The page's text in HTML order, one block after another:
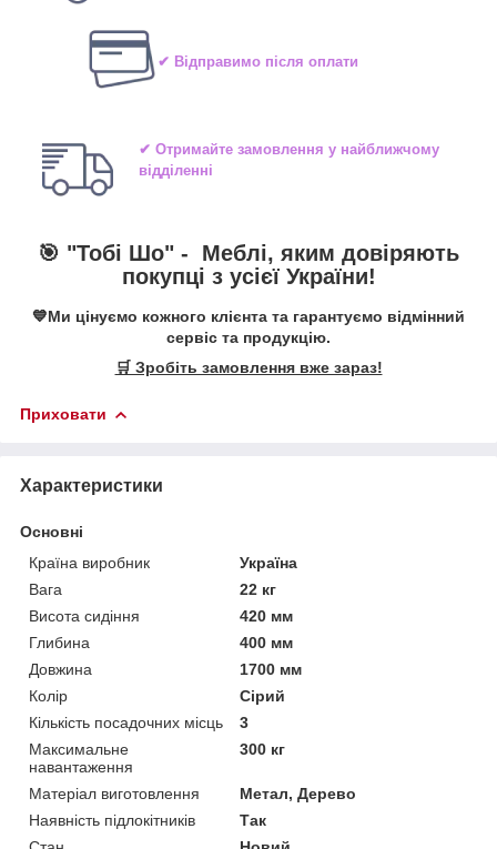
✔ Відправимо після оплати
✔ Отримайте замовлення у найближчому
відділенні
🎯 "Тобі Шо" - Меблі, яким довіряють
покупці з усієї України!
💙Ми цінуємо кожного клієнта та гарантуємо відмінний
сервіс та продукцію.
🛒 Зробіть замовлення вже зараз!
Приховати
Характеристики
Основні
Країна виробник
Україна
Вага
22 кг
Висота сидіння
420 мм
Глибина
400 мм
Довжина
1700 мм
Колір
Сірий
Кількість посадочних місць
3
Максимальне
навантаження
300 кг
Матеріал виготовлення
Метал, Дерево
Наявність підлокітників
Так